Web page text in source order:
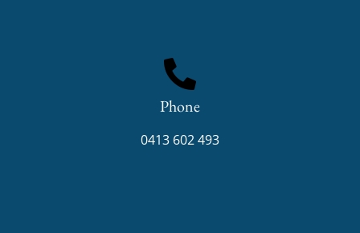
Phone
0413 602 493